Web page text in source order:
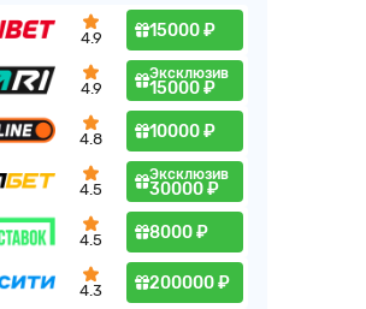
4.9 15000 ₽
4.9
Эксклюзив
15000 ₽
4.8 10000 ₽
4.5
Эксклюзив
30000 ₽
4.5 8000 ₽
4.3 200000 ₽